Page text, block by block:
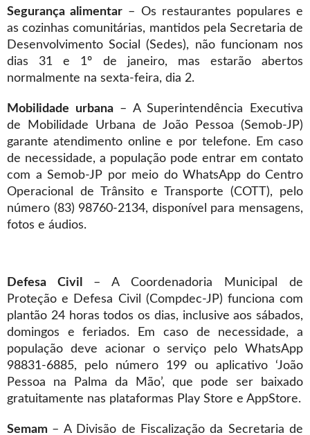
Segurança alimentar – Os restaurantes populares e
as cozinhas comunitárias, mantidos pela Secretaria de
Desenvolvimento Social (Sedes), não funcionam nos
dias 31 e 1º de janeiro, mas estarão abertos
normalmente na sexta-feira, dia 2.
Mobilidade urbana– A Superintendência Executiva
de Mobilidade Urbana de João Pessoa (Semob-JP)
garante atendimento online e por telefone. Em caso
de necessidade, a população pode entrar em contato
com a Semob-JP por meio do WhatsApp do Centro
Operacional de Trânsito e Transporte (COTT), pelo
número (83) 98760-2134, disponível para mensagens,
fotos e áudios.
Defesa Civil – A Coordenadoria Municipal de
Proteção e Defesa Civil (Compdec-JP) funciona com
plantão 24 horas todos os dias, inclusive aos sábados,
domingos e feriados. Em caso de necessidade, a
população deve acionar o serviço pelo WhatsApp
98831-6885, pelo número 199 ou aplicativo ‘João
Pessoa na Palma da Mão’, que pode ser baixado
gratuitamente nas plataformas Play Store e AppStore.
Semam – A Divisão de Fiscalização da Secretaria de